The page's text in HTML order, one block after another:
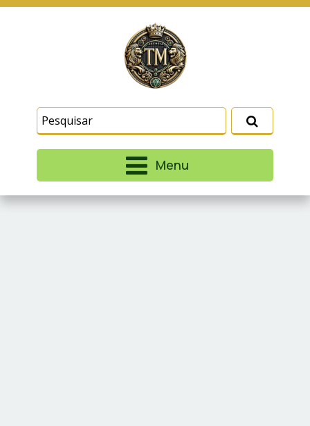
Menu
similares para lembrar e entender como você usa
nosso site, analisar seu uso de nossos produtos
e serviços, ajudar com nossos esforços de
marketing e fornecer conteúdo de terceiros. Leia
Termos e CondiçõesePolítica de